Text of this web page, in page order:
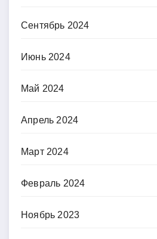
Сентябрь 2024
Июнь 2024
Май 2024
Апрель 2024
Март 2024
Февраль 2024
Ноябрь 2023